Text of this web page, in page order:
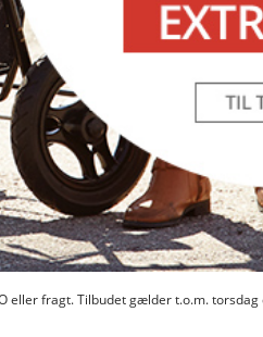
eller fragt. Tilbudet gælder t.o.m. torsdag